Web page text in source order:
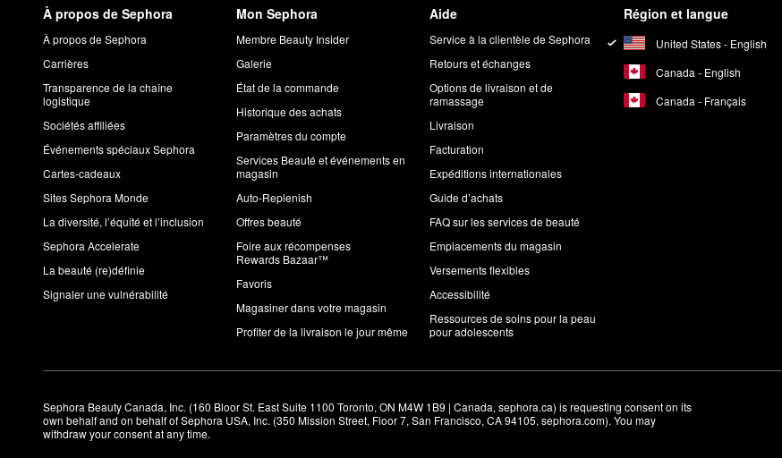
À propos de Sephora
À propos de Sephora
Carrières
Transparence de la chaîne
logistique
Sociétés affiliées
Événements spéciaux Sephora
Cartes-cadeaux
Sites Sephora Monde
La diversité, l’équité et l’inclusion
Sephora Accelerate
La beauté (re)définie
Signaler une vulnérabilité
Mon Sephora
Membre Beauty Insider
Galerie
État de la commande
Historique des achats
Paramètres du compte
Services Beauté et événements en
magasin
Auto-Replenish
Offres beauté
Foire aux récompenses
Rewards Bazaar™
Favoris
Magasiner dans votre magasin
Profiter de la livraison le jour même
Aide
Service à la clientèle de Sephora
Retours et échanges
Options de livraison et de
ramassage
Livraison
Facturation
Expéditions internationales
Guide d’achats
FAQ sur les services de beauté
Emplacements du magasin
Versements flexibles
Accessibilité
Ressources de soins pour la peau
pour adolescents
Région et langue
United States - English
Canada - English
Canada - Français
Sephora Beauty Canada, Inc. (160 Bloor St. East Suite 1100 Toronto, ON M4W 1B9 | Canada, sephora.ca) is requesting consent on its
own behalf and on behalf of Sephora USA, Inc. (350 Mission Street, Floor 7, San Francisco, CA 94105, sephora.com). You may
withdraw your consent at any time.